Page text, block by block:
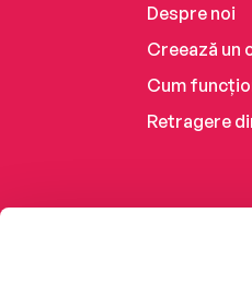
Despre noi
Creează un
Cum
Retragere